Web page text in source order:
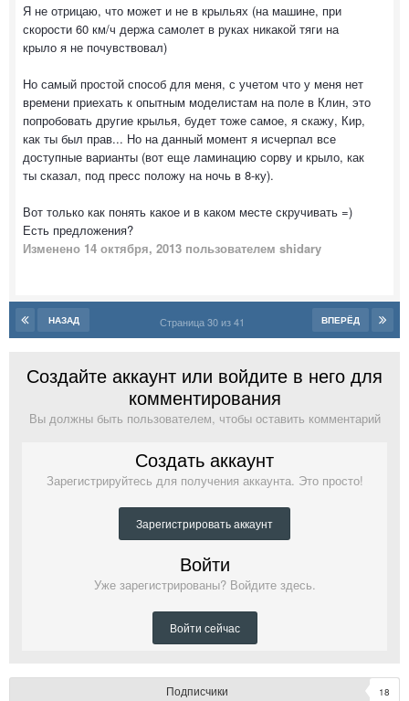
Я не отрицаю, что может и не в крыльях (на машине, при
скорости 60 км/ч держа самолет в руках никакой тяги на
крыло я не почувствовал)
Но самый простой способ для меня, с учетом что у меня нет
времени приехать к опытным моделистам на поле в Клин, это
попробовать другие крылья, будет тоже самое, я скажу, Кир,
как ты был прав... Но на данный момент я исчерпал все
доступные варианты (вот еще ламинацию сорву и крыло, как
ты сказал, под пресс положу на ночь в 8-ку).
Вот только как понять какое и в каком месте скручивать =)
Есть предложения?
Изменено 14 октября, 2013 пользователем shidary
НАЗАД ВПЕРЁД
Страница 30 из 41
Создайте аккаунт или войдите в него для
комментирования
Вы должны быть пользователем, чтобы оставить комментарий
Создать аккаунт
Зарегистрируйтесь для получения аккаунта. Это просто!
Зарегистрировать аккаунт
Войти
Уже зарегистрированы? Войдите здесь.
Войти сейчас
Подписчики 18